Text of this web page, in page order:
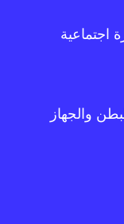
اجتماعية
والجهاز